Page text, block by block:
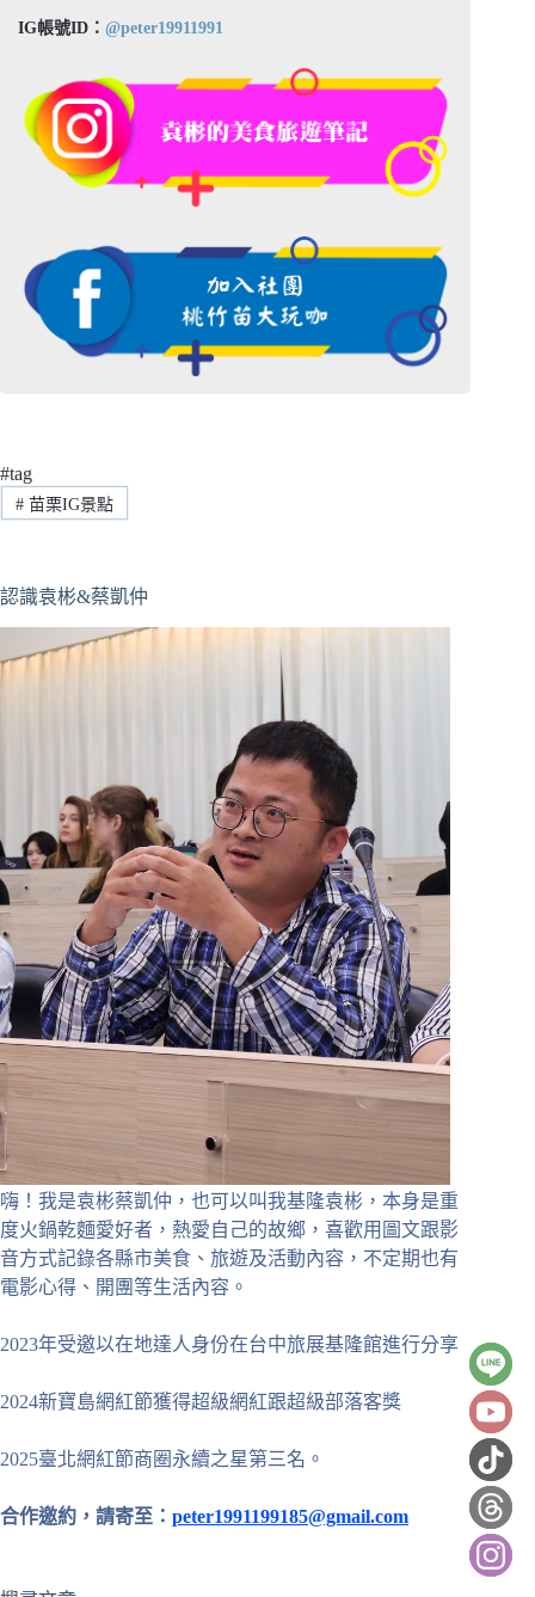
IG帳號ID： @peter19911991
#tag
#苗栗IG景點
認識袁彬&蔡凱仲
嗨！我是袁彬蔡凱仲，也可以叫我基隆袁彬，本身是重
度火鍋乾麵愛好者，熱愛自己的故鄉，喜歡用圖文跟影
音方式記錄各縣市美食、旅遊及活動內容，不定期也有
電影心得、開團等生活內容。
2023年受邀以在地達人身份在台中旅展基隆館進行分享
2024新寶島網紅節獲得超級網紅跟超級部落客獎
2025臺北網紅節商圈永續之星第三名。
合作邀約，請寄至： peter1991199185@gmail.com